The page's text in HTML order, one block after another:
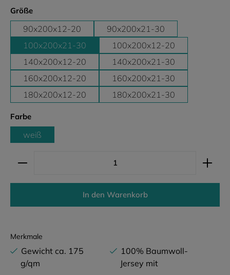
Größeauswählen
90x200x12-20
90x200x21-30
100x200x21-30
100x200x12-20
140x200x12-20
140x200x21-30
160x200x12-20
160x200x21-30
180x200x12-20
180x200x21-30
Farbeauswählen
weiß
Produkt Anzahl: Gib den gewünschten Wert ein
In den Warenkorb
Merkmale
Gewicht ca. 175
g/qm
100% Baumwoll-
Jersey mit